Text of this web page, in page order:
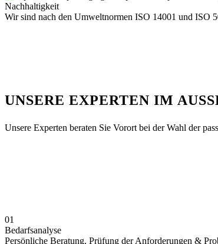
Nachhaltigkeit
Wir sind nach den Umweltnormen ISO 14001 und ISO
UNSERE EXPERTEN IM
Unsere Experten beraten Sie Vorort bei der Wahl der
01
Bedarfsanalyse
Persönliche Beratung, Prüfung der Anforderungen &